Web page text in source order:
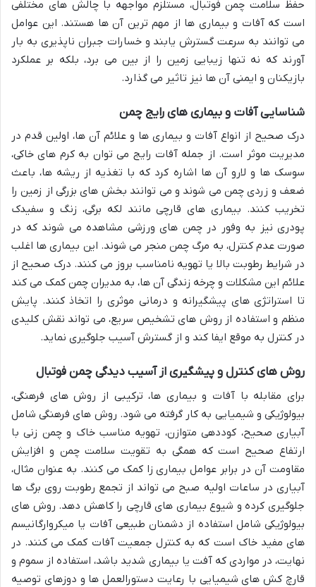
حفظ سلامت چمن فوتبال، مستلزم مواجهه با چالش های مختلفی
است که آفات و بیماری ها از مهم ترین آن ها هستند. این عوامل
می توانند به سرعت گسترش یابند و خسارات جبران ناپذیری به بار
آورند که نه تنها زیبایی زمین را از بین می برد، بلکه بر عملکرد
بازیکنان و ایمنی آن ها نیز تاثیر می گذارد.
شناسایی آفات و بیماری های رایج چمن
درک صحیح از انواع آفات و بیماری ها و علائم آن ها، اولین قدم در
مدیریت موثر است. از جمله آفات رایج می توان به کرم های خاکی،
سوسک ها و لارو آن ها اشاره کرد که با تغذیه از ریشه ها، باعث
ضعف و زردی چمن می شوند و می توانند بخش های بزرگی از زمین را
تخریب کنند. بیماری های قارچی مانند لکه برگی، زنگ و سفیدک
پودری نیز به وفور در چمن های ورزشی مشاهده می شوند که در
صورت عدم کنترل، به مرگ چمن منجر می شوند. این بیماری ها اغلب
در شرایط رطوبت بالا یا تهویه نامناسب بروز می کنند. درک صحیح از
علائم این مشکلات و چرخه زندگی آن ها، به مدیران چمن کمک می کند
تا استراتژی های پیشگیرانه و درمانی موثری را اتخاذ کنند. پایش
منظم و استفاده از روش های تشخیص سریع، می تواند نقش کلیدی
در کنترل به موقع ایفا کند و از گسترش آسیب جلوگیری نماید.
روش های کنترل و پیشگیری از آسیب دیدگی چمن فوتبال
برای مقابله با آفات و بیماری ها، ترکیبی از روش های فرهنگی،
بیولوژیکی و شیمیایی به کار گرفته می شود. روش های فرهنگی شامل
آبیاری صحیح، کوددهی متوازن، تهویه مناسب خاک و چمن زنی با
ارتفاع صحیح است که همگی به تقویت سلامت چمن و افزایش
مقاومت آن در برابر عوامل بیماری زا کمک می کنند. به عنوان مثال،
آبیاری در ساعات اولیه صبح می تواند از تجمع رطوبت روی برگ ها
جلوگیری کرده و شیوع بیماری های قارچی را کاهش دهد. روش های
بیولوژیکی شامل استفاده از دشمنان طبیعی آفات یا میکروارگانیسم
های مفید خاک است که به کنترل جمعیت آفات کمک می کنند. در
نهایت، در مواردی که آفت یا بیماری شدید باشد، استفاده از سموم و
قارچ کش های شیمیایی با رعایت دستورالعمل ها و دوزهای توصیه